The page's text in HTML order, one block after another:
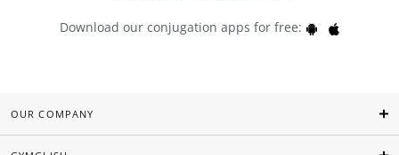
Download our conjugation apps for free:
OUR COMPANY